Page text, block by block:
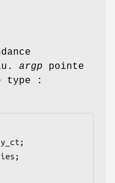
argp pointe
type :